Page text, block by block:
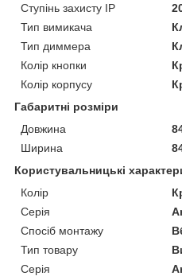
Ступінь захисту IP
Тип вимикача
Тип диммера
Колір кнопки
Колір корпусу
Габаритні розміри
Довжина
Ширина
Користувальницькі
Колір
Серія
Спосіб монтажу
Тип товару
Серія